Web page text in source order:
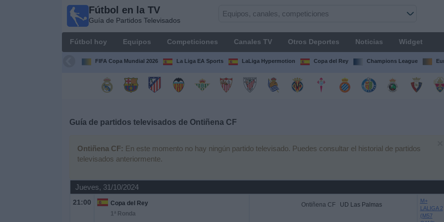
Fútbol en la TV
Guía de Partidos Televisados
Fútbol hoy Equipos Competiciones Canales TV Otros Deportes Noticias Widget
FIFA Copa Mundial 2026 La Liga EA Sports LaLiga Hypermotion Copa del Rey Champions League
Guía de partidos televisados de Ontiñena CF
Ontiñena CF: En este momento no hay ningún partido televisado. Puedes consultar el historial de partidos
televisados anteriormente.
Jueves, 31/10/2024
21:00
Copa del Rey
1ª Ronda
Ontiñena CF UD Las Palmas
M+
LALIGA 2
(M57